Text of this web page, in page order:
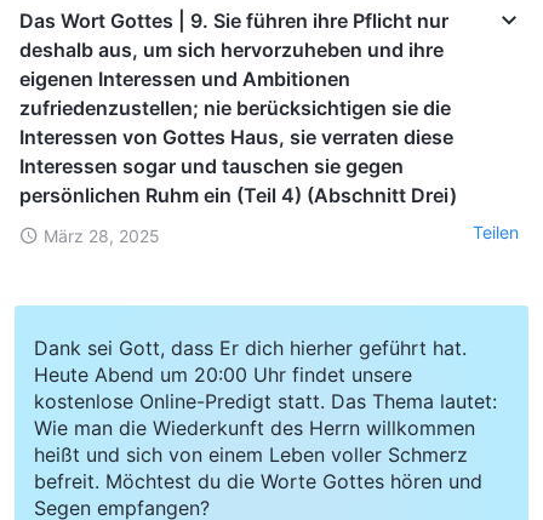
Das Wort Gottes | 9. Sie führen ihre Pflicht nur
deshalb aus, um sich hervorzuheben und ihre
eigenen Interessen und Ambitionen
zufriedenzustellen; nie berücksichtigen sie die
Interessen von Gottes Haus, sie verraten diese
Interessen sogar und tauschen sie gegen
persönlichen Ruhm ein (Teil 4) (Abschnitt Drei)
März 28, 2025 Teilen
Dank sei Gott, dass Er dich hierher geführt hat.
Heute Abend um 20:00 Uhr findet unsere
kostenlose Online-Predigt statt. Das Thema lautet:
Wie man die Wiederkunft des Herrn willkommen
heißt und sich von einem Leben voller Schmerz
befreit. Möchtest du die Worte Gottes hören und
Segen empfangen?